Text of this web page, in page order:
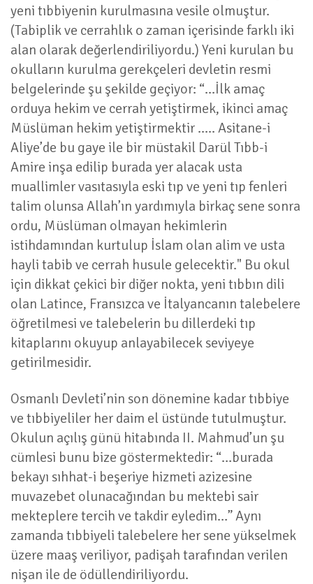
yeni tıbbiyenin kurulmasına vesile olmuştur.
(Tabiplik ve cerrahlık o zaman içerisinde farklı iki
alan olarak değerlendiriliyordu.) Yeni kurulan bu
okulların kurulma gerekçeleri devletin resmi
belgelerinde şu şekilde geçiyor: “...İlk amaç
orduya hekim ve cerrah yetiştirmek, ikinci amaç
Müslüman hekim yetiştirmektir ..... Asitane-i
Aliye’de bu gaye ile bir müstakil Darül Tıbb-i
Amire inşa edilip burada yer alacak usta
muallimler vasıtasıyla eski tıp ve yeni tıp fenleri
talim olunsa Allah’ın yardımıyla birkaç sene sonra
ordu, Müslüman olmayan hekimlerin
istihdamından kurtulup İslam olan alim ve usta
hayli tabib ve cerrah husule gelecektir." Bu okul
için dikkat çekici bir diğer nokta, yeni tıbbın dili
olan Latince, Fransızca ve İtalyancanın talebelere
öğretilmesi ve talebelerin bu dillerdeki tıp
kitaplarını okuyup anlayabilecek seviyeye
getirilmesidir.
Osmanlı Devleti’nin son dönemine kadar tıbbiye
ve tıbbiyeliler her daim el üstünde tutulmuştur.
Okulun açılış günü hitabında II. Mahmud’un şu
cümlesi bunu bize göstermektedir: “…burada
bekayı sıhhat-i beşeriye hizmeti azizesine
muvazebet olunacağından bu mektebi sair
mekteplere tercih ve takdir eyledim…” Aynı
zamanda tıbbiyeli talebelere her sene yükselmek
üzere maaş veriliyor, padişah tarafından verilen
nişan ile de ödüllendiriliyordu.